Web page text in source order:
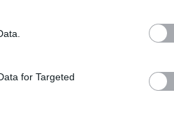
for Targeted
- Direzione
2.370 euro
8.517 euro